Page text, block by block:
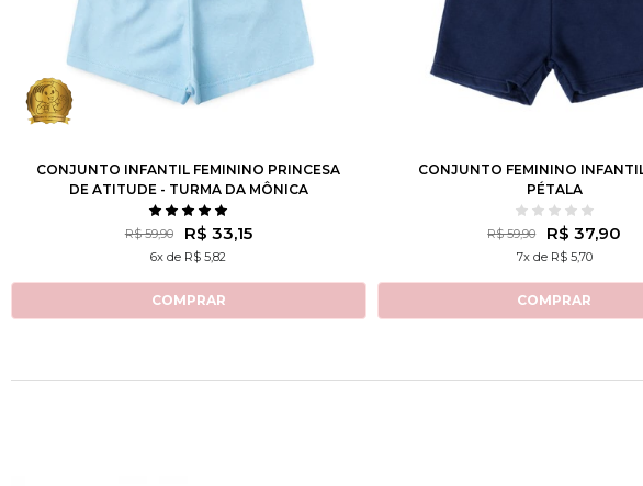
1
CONJUNTO INFANTIL FEMININO PRINCESA
DE ATITUDE - TURMA DA MÔNICA
R$ 59,90 R$ 33,15
6x de R$ 5,82
COMPRAR
CONJUNTO FEMININO
PÉTALA
R$ 59,90 R$ 37,90
7x de R$ 5,70
COMPRAR